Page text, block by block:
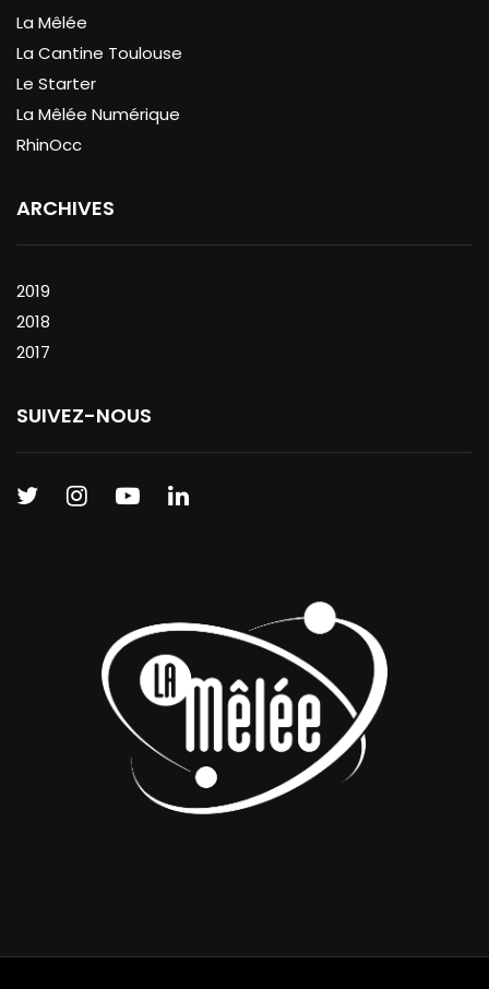
La Mêlée
La Cantine Toulouse
Le Starter
La Mêlée Numérique
RhinOcc
ARCHIVES
2019
2018
2017
SUIVEZ-NOUS